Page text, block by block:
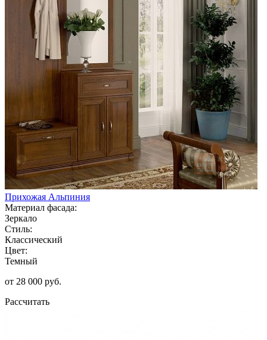
Прихожая Альпиния
Материал фасада:
Зеркало
Стиль:
Классический
Цвет:
Темный
от 28 000 руб.
Рассчитать